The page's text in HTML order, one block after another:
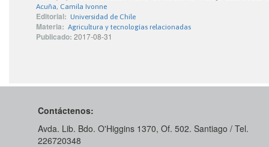
Acuña, Camila Ivonne
Editorial: Universidad de Chile
Materia: Agricultura y tecnologías relacionadas
Publicado: 2017-08-31
Contáctenos:
Avda. Lib. Bdo. O'Higgins 1370, Of. 502. Santiago / Tel.
226720348